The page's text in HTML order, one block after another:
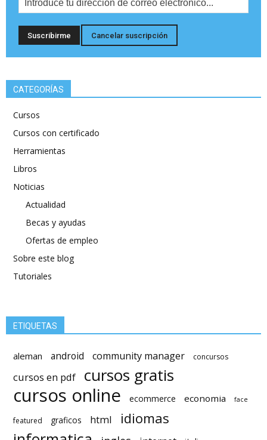
CATEGORÍAS
Cursos
Cursos con certificado
Herramientas
Libros
Noticias
Actualidad
Becas y ayudas
Ofertas de empleo
Sobre este blog
Tutoriales
ETIQUETAS
aleman android community manager concursos
cursos en pdf cursos gratis
cursos online ecommerce economia face
featured graficos html idiomas